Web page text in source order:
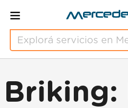
Briking: